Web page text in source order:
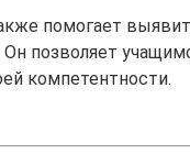
помогает
позволяет
компетентности.